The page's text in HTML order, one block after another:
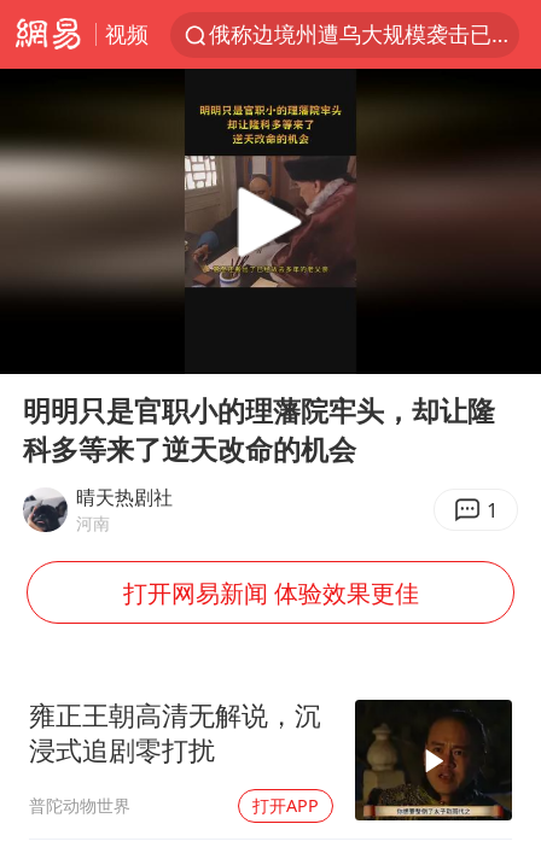
视频
俄称边境州遭乌大规模袭击已致13伤
浙江省委书记：该停下的坚决停下来
白海豚北上或致京津冀暴雨
国足U17与阿森纳决赛取消 并列冠军
《龙餐馆》 冲奖
韩军前线部队连曝丑闻
Play
明明只是官职小的理藩院牢头，却让隆
科多等来了逆天改命的机会
晴天热剧社
河南 1
打开网易新闻 体验效果更佳
雍正王朝高清无解说，沉
浸式追剧零打扰
普陀动物世界 打开APP